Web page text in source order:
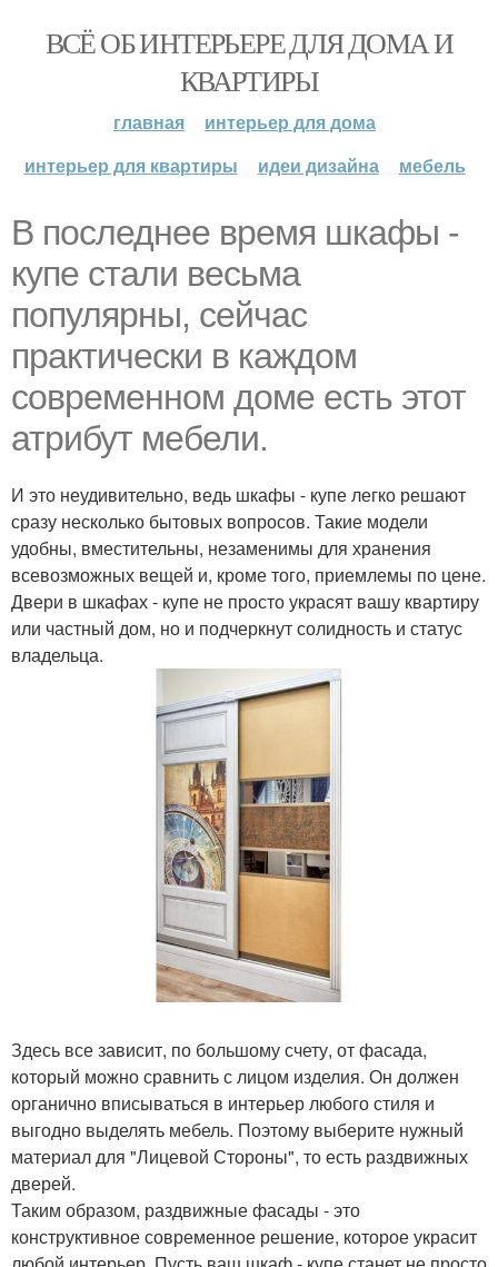
ВСЁ ОБ ИНТЕРЬЕРЕ ДЛЯ ДОМА И
КВАРТИРЫ
главная
интерьер для дома
интерьер для квартиры
идеи дизайна мебель
В последнее время шкафы -
купе стали весьма
популярны, сейчас
практически в каждом
современном доме есть этот
атрибут мебели.
И это неудивительно, ведь шкафы - купе легко решают
сразу несколько бытовых вопросов. Такие модели
удобны, вместительны, незаменимы для хранения
всевозможных вещей и, кроме того, приемлемы по цене.
Двери в шкафах - купе не просто украсят вашу квартиру
или частный дом, но и подчеркнут солидность и статус
владельца.
Здесь все зависит, по большому счету, от фасада,
который можно сравнить с лицом изделия. Он должен
органично вписываться в интерьер любого стиля и
выгодно выделять мебель. Поэтому выберите нужный
материал для "Лицевой Стороны", то есть раздвижных
дверей.
Таким образом, раздвижные фасады - это
конструктивное современное решение, которое украсит